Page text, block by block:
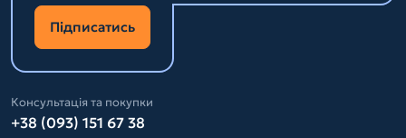
Підписатись
Консультація та покупки
+38 (093) 151 67 38